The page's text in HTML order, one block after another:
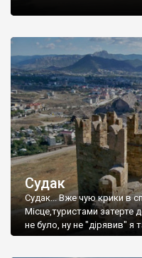
Судак
Судак... Вже чую крики в
Місце,туристами
не було, ну не "дірявив" я